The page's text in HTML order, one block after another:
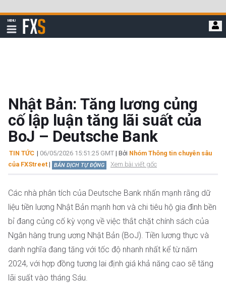
qua
đi
MENU
Hiển
thị
FXStreet
Nhật Bản: Tăng lương củng
cố lập luận tăng lãi suất của
BoJ – Deutsche Bank
TIN TỨC | 06/05/2026 15:51:25 GMT | Bởi Nhóm Thông tin chuyên sâu
của FXStreet | BẢN DỊCH TỰ ĐỘNG Xem bài viết gốc
Các nhà phân tích của Deutsche Bank nhấn mạnh rằng dữ
liệu tiền lương Nhật Bản mạnh hơn và chi tiêu hộ gia đình bền
bỉ đang củng cố kỳ vọng về việc thắt chặt chính sách của
Ngân hàng trung ương Nhật Bản (BoJ). Tiền lương thực và
danh nghĩa đang tăng với tốc độ nhanh nhất kể từ năm
2024, với hợp đồng tương lai định giá khả năng cao sẽ tăng
lãi suất vào tháng Sáu.